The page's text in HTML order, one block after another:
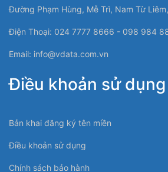
Đường Phạm Hùng, Mễ Trì, Nam Từ
Điện Thoại: 024 7777 8666 - 098 984
Email: info@vdata.com.vn
Điều khoản sử dụng
Bản khai đăng ký tên miền
Điều khoản sử dụng
Chính sách bảo hành